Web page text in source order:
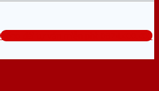
Tổng đài tư vấn miễn phí: 0824.400.400